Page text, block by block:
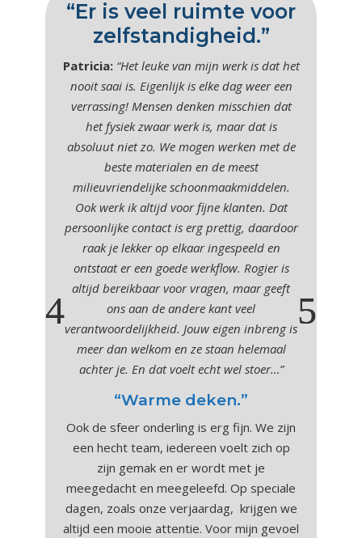
“Er is veel ruimte voor
zelfstandigheid.”
Patricia: “Het leuke van mijn werk is dat het
nooit saai is. Eigenlijk is elke dag weer een
verrassing! Mensen denken misschien dat
het fysiek zwaar werk is, maar dat is
absoluut niet zo. We mogen werken met de
beste materialen en de meest
milieuvriendelijke schoonmaakmiddelen.
Ook werk ik altijd voor fijne klanten. Dat
persoonlijke contact is erg prettig, daardoor
raak je lekker op elkaar ingespeeld en
ontstaat er een goede werkflow. Rogier is
altijd bereikbaar voor vragen, maar geeft
ons aan de andere kant veel
verantwoordelijkheid. Jouw eigen inbreng is
meer dan welkom en ze staan helemaal
achter je. En dat voelt echt wel stoer…”
“Warme deken.”
Ook de sfeer onderling is erg fijn. We zijn
een hecht team, iedereen voelt zich op
zijn gemak en er wordt met je
meegedacht en meegeleefd. Op speciale
dagen, zoals onze verjaardag, krijgen we
altijd een mooie attentie. Voor mijn gevoel